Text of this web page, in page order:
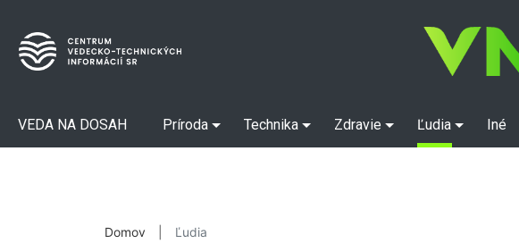
VEDA NA DOSAH Príroda Technika Zdravie Ľudia Iné
Domov Ľudia